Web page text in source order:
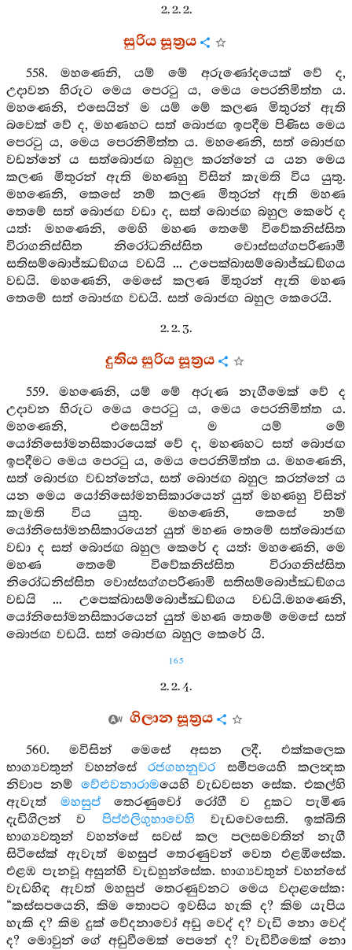
2. 2. 2.
සුරිය සූත්‍රය
558. මහණෙනි, යම් මේ අරුණෝදයෙක් වේ ද,
උදාවන හිරුට මෙය පෙරටු ය, මෙය පෙරනිමිත්ත ය.
මහණෙනි, එසෙයින් ම යම් මේ කලණ මිතුරන් ඇති
බවෙක් වේ ද, මහණහට සත් බොජඟ ඉපදීම පිණිස මෙය
පෙරටු ය, මෙය පෙරනිමිත්ත ය. මහණෙනි, සත් බොජඟ
වඩන්නේ ය සත්බොජඟ බහුල කරන්නේ ය යන මෙය
කලණ මිතුරන් ඇති මහණහු විසින් කැමති විය යුතු.
මහණෙනි, කෙසේ නම් කලණ මිතුරන් ඇති මහණ
තෙමේ සත් බොජඟ වඩා ද, සත් බොජඟ බහුල කෙරේ ද
යත්: මහණෙනි, මෙහි මහණ තෙමේ විවේකනිස්සිත
විරාගනිස්සිත නිරෝධනිස්සිත වොස්සග්ගපරිණාමී
සතිසම්බොජ්ඣඞ්ගය වඩයි ... උපෙක්ඛාසම්බොජ්ඣඞ්ගය
වඩයි. මහණෙනි, මෙසේ කලණ මිතුරන් ඇති මහණ
තෙමේ සත් බොජඟ වඩයි. සත් බොජඟ බහුල කෙරෙයි.
2. 2. 3.
දුතිය සුරිය සූත්‍රය
559. මහණෙනි, යම් මේ අරුණ නැගීමෙක් වේ ද
උදාවන හිරුට මෙය පෙරටු ය, මෙය පෙරනිමිත්ත ය.
මහණෙනි, එසෙයින් ම යම් මේ
යෝනිසෝමනසිකාරයෙක් වේ ද, මහණහට සත් බොජඟ
ඉපදීමට මෙය පෙරටු ය, මෙය පෙරනිමිත්ත ය. මහණෙනි,
සත් බොජඟ වඩන්නේය, සත් බොජඟ බහුල කරන්නේ ය
යන මෙය යෝනිසෝමනසිකාරයෙන් යුත් මහණහු විසින්
කැමති විය යුතු. මහණෙනි, කෙසේ නම්
යෝනිසෝමනසිකාරයෙන් යුත් මහණ තෙමේ සත්බොජඟ
වඩා ද සත් බොජඟ බහුල කෙරේ ද යත්: මහණෙනි, මෙ
මහණ තෙමේ විවේකනිස්සිත විරාගනිස්සිත
නිරෝධනිස්සිත වොස්සග්ගපරිණාමි සතිසම්බොජ්ඣඞ්ගය
වඩයි ... උපෙක්ඛාසම්බොජ්ඣඞ්ගය වඩයි.මහණෙනි,
යෝනිසෝමනසිකාරයෙන් යුත් මහණ තෙමේ මෙසේ සත්
බොජඟ වඩයි. සත් බොජඟ බහුල කෙරේ යි.
165
2. 2. 4.
ගිලාන සූත්‍රය
560. මවිසින් මෙසේ අසන ලදී. එක්කලෙක
භාග්‍යවතුන් වහන්සේ රජගහනුවරසමීපයෙහි කලන්‍දක
නිවාප නම් වේළුවනාරාමයෙහි වැඩවසන සේක. එකල්හි
ඇවැත් මහසුප්තෙරණුවෝ රෝගී ව දුකට පැමිණ
දැඩිගිලන් ව පිප්ඵලිගුහාවෙහි වැඩවෙසෙති. ඉක්බිති
භාග්‍යවතුන් වහන්සේ සවස් කල පලසමවතින් නැගී
සිටිසේක් ඇවැත් මහසුප් තෙරණුවන් වෙත එළඹිසේක.
එළඹ පැනවූ අසුන්හි වැඩහුන්සේක. භාග්‍යවතුන් වහන්සේ
වැඩහිඳ ඇවත් මහසුප් තෙරණුවනට මෙය වදාළසේක:
“කස්සපයෙනි, කිම තොපට ඉවසිය හැකි ද? කිම යැපිය
හැකි ද? කිම දුක් වේදනාවෝ අඩු වෙද් ද? වැඩි නො වෙද්
ද? මොවුන් ගේ අඩුවීමෙක් පෙනේ ද? වැඩිවීමෙක් නො